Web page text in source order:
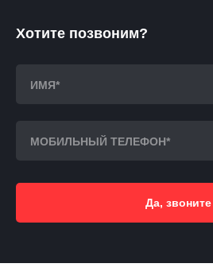
Хотите позвоним?
Да, звоните